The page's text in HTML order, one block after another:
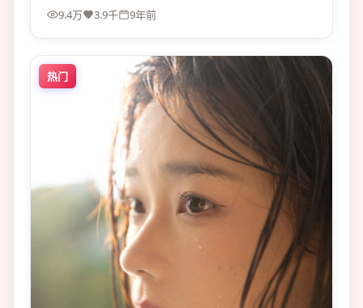
9.4万 3.9千 9年前
热门